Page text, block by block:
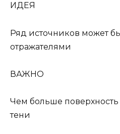
ИДЕЯ
Ряд источников может
отражателями
ВАЖНО
Чем больше
тени